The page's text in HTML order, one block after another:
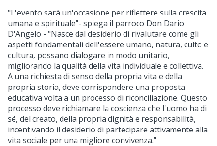
"L'evento sarà un'occasione per riflettere sulla crescita
umana e spirituale"- spiega il parroco Don Dario
D'Angelo - "Nasce dal desiderio di rivalutare come gli
aspetti fondamentali dell'essere umano, natura, culto e
cultura, possano dialogare in modo unitario,
migliorando la qualità della vita individuale e collettiva.
A una richiesta di senso della propria vita e della
propria storia, deve corrispondere una proposta
educativa volta a un processo di riconciliazione. Questo
processo deve richiamare la coscienza che l'uomo ha di
sé, del creato, della propria dignità e responsabilità,
incentivando il desiderio di partecipare attivamente alla
vita sociale per una migliore convivenza."